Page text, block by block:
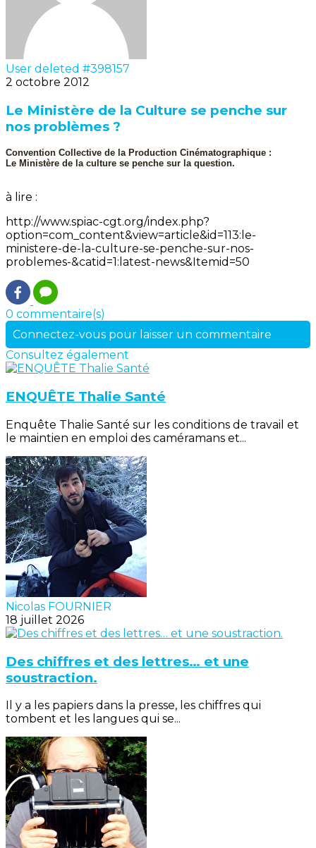
User deleted #398157
2 octobre 2012
Le Ministère de la Culture se penche sur
nos problèmes ?
Convention Collective de la Production Cinématographique :
Le Ministère de la culture se penche sur la question.
à lire :
http://www.spiac-cgt.org/index.php?
option=com_content&view=article&id=113:le-
ministere-de-la-culture-se-penche-sur-nos-
problemes-&catid=1:latest-news&Itemid=50
0 commentaire(s)
Connectez-vous pour laisser un commentaire
Consultez également
ENQUÊTE Thalie Santé
Enquête Thalie Santé sur les conditions de travail et
le maintien en emploi des caméramans et...
Nicolas FOURNIER
18 juillet 2026
Des chiffres et des lettres… et une
soustraction.
Il y a les papiers dans la presse, les chiffres qui
tombent et les langues qui se...